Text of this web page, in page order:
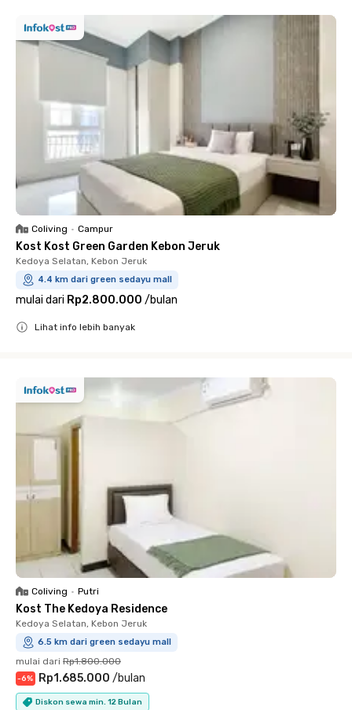
Coliving • Campur
Kost Kost Green Garden Kebon Jeruk
Kedoya Selatan, Kebon Jeruk
4.4 km dari green sedayu mall
mulai dari Rp2.800.000 /bulan
Lihat info lebih banyak
Coliving • Putri
Kost The Kedoya Residence
Kedoya Selatan, Kebon Jeruk
6.5 km dari green sedayu mall
mulai dari Rp1.800.000
-6% Rp1.685.000 /bulan
Diskon sewa min. 12 Bulan